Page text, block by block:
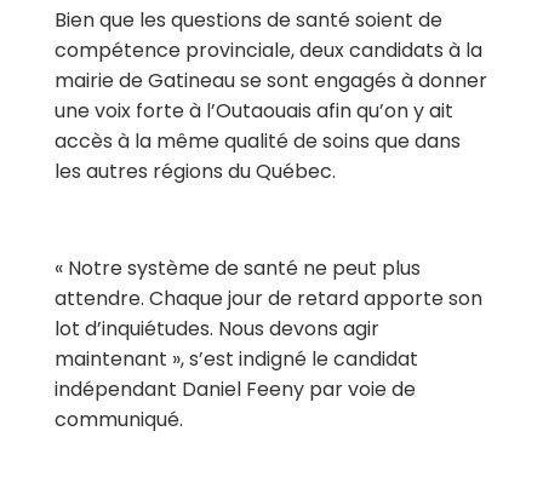
Bien que les questions de santé soient de
compétence provinciale, deux candidats à la
mairie de Gatineau se sont engagés à donner
une voix forte à l’Outaouais afin qu’on y ait
accès à la même qualité de soins que dans
les autres régions du Québec.
« Notre système de santé ne peut plus
attendre. Chaque jour de retard apporte son
lot d’inquiétudes. Nous devons agir
maintenant », s’est indigné le candidat
indépendant Daniel Feeny par voie de
communiqué.